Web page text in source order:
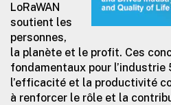
LoRaWAN
soutient les
personnes,
la planète et le profit. Ces
fondamentaux pour l’industrie
l’efficacité et la productivité
à renforcer le rôle et la